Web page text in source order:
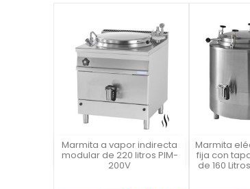
Marmita a vapor indirecta
modular de 220 litros PIM-
200V

Vista rápida Marmita
fija con
de 160
Vista